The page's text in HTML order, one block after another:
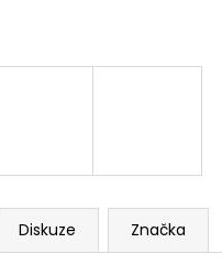
Diskuze Značka